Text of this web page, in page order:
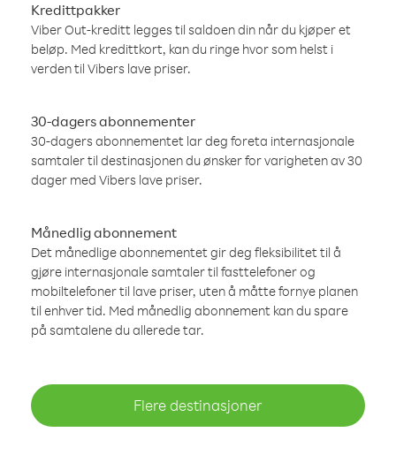
Kredittpakker
Viber Out-kreditt legges til saldoen din når du kjøper et
beløp. Med kredittkort, kan du ringe hvor som helst i
verden til Vibers lave priser.
30-dagers abonnementer
30-dagers abonnementet lar deg foreta internasjonale
samtaler til destinasjonen du ønsker for varigheten av 30
dager med Vibers lave priser.
Månedlig abonnement
Det månedlige abonnementet gir deg fleksibilitet til å
gjøre internasjonale samtaler til fasttelefoner og
mobiltelefoner til lave priser, uten å måtte fornye planen
til enhver tid. Med månedlig abonnement kan du spare
på samtalene du allerede tar.
Flere destinasjoner